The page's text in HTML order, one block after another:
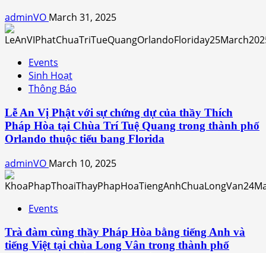
adminVO March 31, 2025
Events
Sinh Hoạt
Thông Báo
Lễ An Vị Phật với sự chứng dự của thầy Thích
Pháp Hòa tại Chùa Trí Tuệ Quang trong thành phố
Orlando thuộc tiểu bang Florida
adminVO March 10, 2025
Events
Trà đàm cùng thầy Pháp Hòa bằng tiếng Anh và
tiếng Việt tại chùa Long Vân trong thành phố